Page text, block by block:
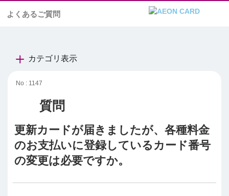
よくあるご質問
カテゴリ表示
No : 1147
更新カードが届きましたが、各種料金
のお支払いに登録しているカード番号
の変更は必要ですか。